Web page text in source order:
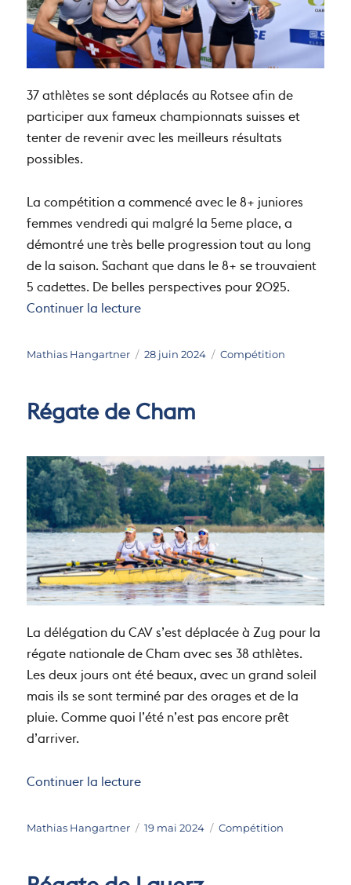
37 athlètes se sont déplacés au Rotsee afin de
participer aux fameux championnats suisses et
tenter de revenir avec les meilleurs résultats
possibles.
La compétition a commencé avec le 8+ juniores
femmes vendredi qui malgré la 5eme place, a
démontré une très belle progression tout au long
de la saison. Sachant que dans le 8+ se trouvaient
5 cadettes. De belles perspectives pour 2025.
Continuer la lecturede « Championnats suisses »
Auteur
Mathias Hangartner
Publié
28 juin 2024 Catégories
Compétition
Régate de Cham
La délégation du CAV s’est déplacée à Zug pour la
régate nationale de Cham avec ses 38 athlètes.
Les deux jours ont été beaux, avec un grand soleil
mais ils se sont terminé par des orages et de la
pluie. Comme quoi l’été n’est pas encore prêt
d’arriver.
Continuer la lecturede « Régate de Cham »
Auteur
Mathias Hangartner
Publié
19 mai 2024 Catégories
Compétition